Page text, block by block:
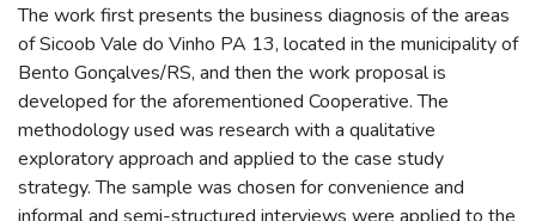
The work first presents the business diagnosis of the areas
of Sicoob Vale do Vinho PA 13, located in the municipality of
Bento Gonçalves/RS, and then the work proposal is
developed for the aforementioned Cooperative. The
methodology used was research with a qualitative
exploratory approach and applied to the case study
strategy. The sample was chosen for convenience and